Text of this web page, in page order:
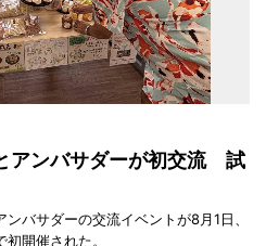
アンバサダーが初交流 試
バサダーの交流イベントが8月1日、
開催された。